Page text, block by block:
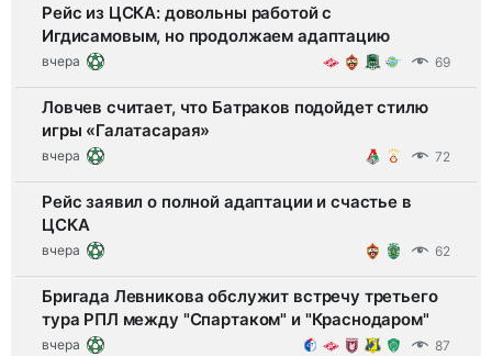
Рейс из ЦСКА: довольны работой с
Игдисамовым, но продолжаем адаптацию
вчера 69
Ловчев считает, что Батраков подойдет стилю
игры «Галатасарая»
вчера 72
Рейс заявил о полной адаптации и счастье в
ЦСКА
вчера 62
Бригада Левникова обслужит встречу третьего
тура РПЛ между "Спартаком" и "Краснодаром"
вчера 87